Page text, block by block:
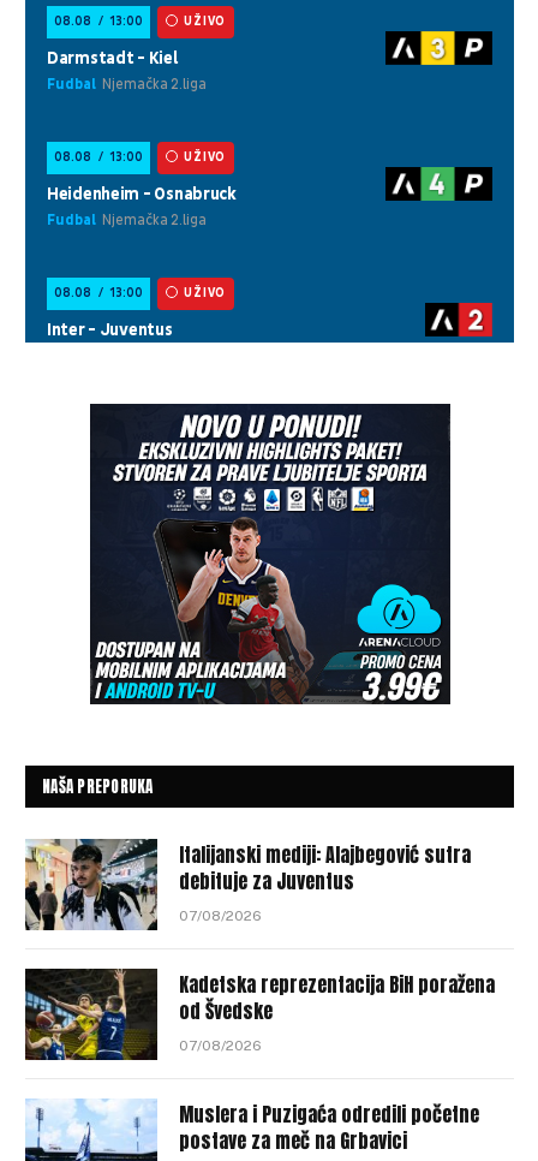
NAŠA PREPORUKA
Italijanski mediji: Alajbegović sutra
debituje za Juventus
07/08/2026
Kadetska reprezentacija BiH poražena
od Švedske
07/08/2026
Muslera i Puzigaća odredili početne
postave za meč na Grbavici